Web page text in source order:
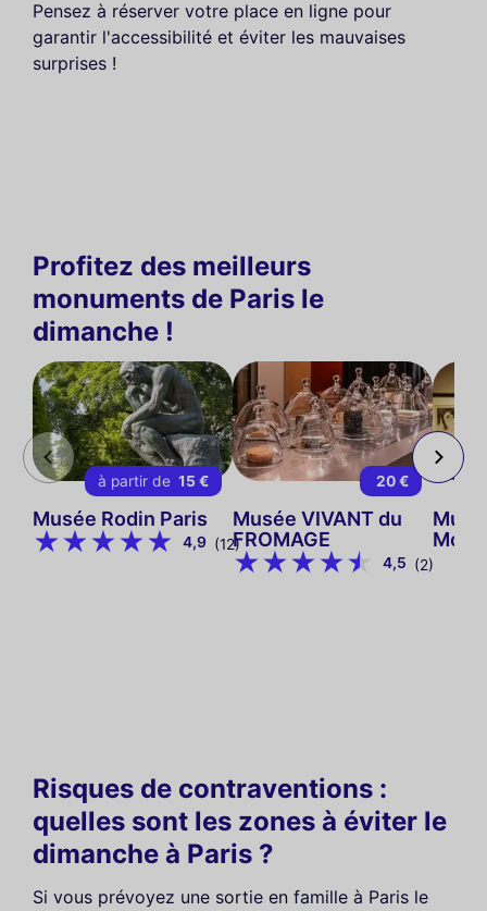
Pensez à réserver votre place en ligne pour
garantir l'accessibilité et éviter les mauvaises
surprises !
Profitez des meilleurs
monuments de Paris le
dimanche !
à partir de 15 €
Musée Rodin Paris
4,9 (12)
20 €
Musée VIVANT du
FROMAGE
4,5 (2)
Risques de contraventions :
quelles sont les zones à éviter le
dimanche à Paris ?
Si vous prévoyez une sortie en famille à Paris le